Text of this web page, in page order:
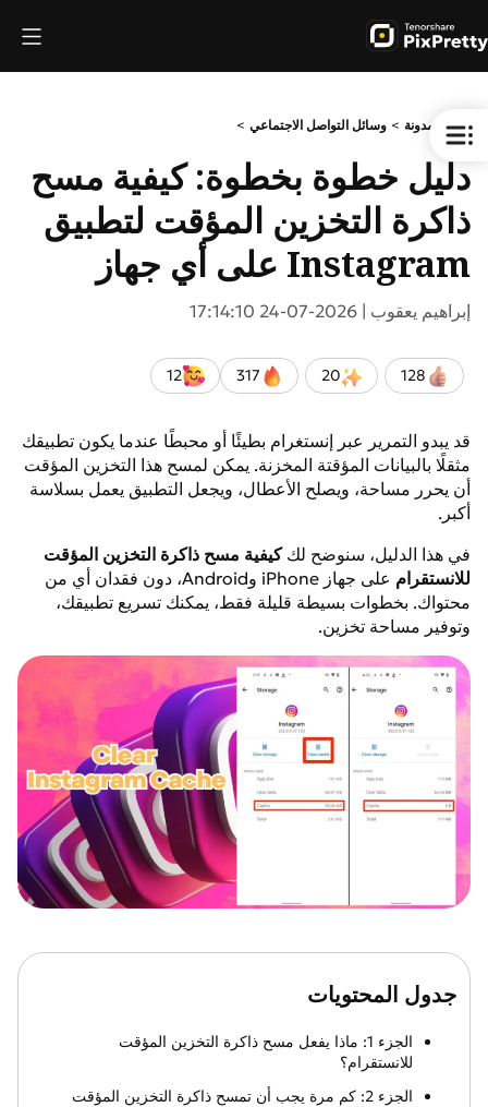
> مدونة > وسائل التواصل الاجتماعي >
دليل خطوة بخطوة: كيفية مسح
ذاكرة التخزين المؤقت لتطبيق
Instagram على أي جهاز
إبراهيم يعقوب | 2026-07-24 17:14:10
128
20
317
12
قد يبدو التمرير عبر إنستغرام بطيئًا أو محبطًا عندما يكون تطبيقك
مثقلًا بالبيانات المؤقتة المخزنة. يمكن لمسح هذا التخزين المؤقت
أن يحرر مساحة، ويصلح الأعطال، ويجعل التطبيق يعمل بسلاسة
أكبر.
في هذا الدليل، سنوضح لككيفية مسح ذاكرة التخزين المؤقت
للانستقرام
على جهاز iPhone وAndroid، دون فقدان أي من
محتواك. بخطوات بسيطة قليلة فقط، يمكنك تسريع تطبيقك،
وتوفير مساحة تخزين.
جدول المحتويات
الجزء 1: ماذا يفعل مسح ذاكرة التخزين المؤقت
للانستقرام؟
الجزء 2: كم مرة يجب أن تمسح ذاكرة التخزين المؤقت